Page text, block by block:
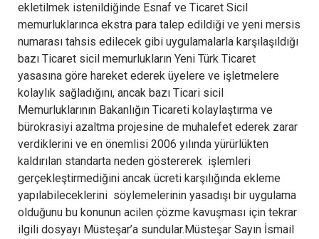
ekletilmek istenildiğinde Esnaf ve Ticaret Sicil
memurluklarınca ekstra para talep edildiği ve yeni mersis
numarası tahsis edilecek gibi uygulamalarla karşılaşıldığı
bazı Ticaret sicil memurlukların Yeni Türk Ticaret
yasasına göre hareket ederek üyelere ve işletmelere
kolaylık sağladığını, ancak bazı Ticari sicil
Memurluklarının Bakanlığın Ticareti kolaylaştırma ve
bürokrasiyi azaltma projesine de muhalefet ederek zarar
verdiklerini ve en önemlisi 2006 yılında yürürlükten
kaldırılan standarta neden göstererek işlemleri
gerçekleştirmediğini ancak ücreti karşılığında ekleme
yapılabileceklerini söylemelerinin yasadışı bir uygulama
olduğunu bu konunun acilen çözme kavuşması için tekrar
ilgili dosyayı Müsteşar’a sundular.Müsteşar Sayın İsmail